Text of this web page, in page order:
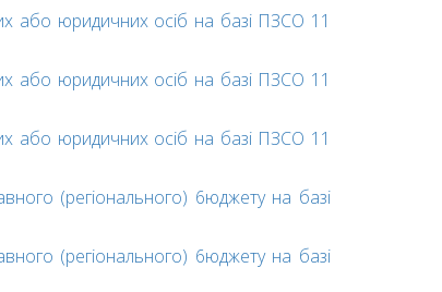
або юридичних осіб на базі ПЗСО 11
або юридичних осіб на базі ПЗСО 11
або юридичних осіб на базі ПЗСО 11
(peгioнaльнoгo) 6юджeту на базі
(peгioнaльнoгo) 6юджeту на базі